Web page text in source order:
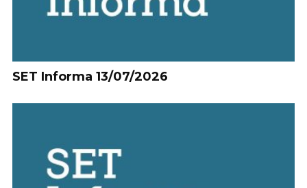
SET Informa 13/07/2026